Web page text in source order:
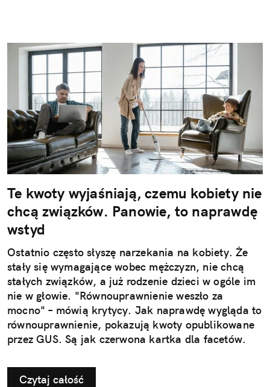
Te kwoty wyjaśniają, czemu kobiety nie
chcą związków. Panowie, to naprawdę
wstyd
Ostatnio często słyszę narzekania na kobiety. Że
stały się wymagające wobec mężczyzn, nie chcą
stałych związków, a już rodzenie dzieci w ogóle im
nie w głowie. "Równouprawnienie weszło za
mocno" – mówią krytycy. Jak naprawdę wygląda to
równouprawnienie, pokazują kwoty opublikowane
przez GUS. Są jak czerwona kartka dla facetów.
Czytaj całość